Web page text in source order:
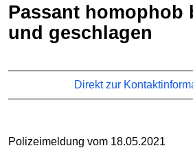
Passant homophob beleidigt
und geschlagen
Direkt zur
Polizeimeldung vom 18.05.2021